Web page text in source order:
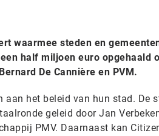
waarmee steden en
half miljoen euro opgehaald
De Cannière en PVM.
het beleid van hun stad. De
geleid door Jan
PMV. Daarnaast kan